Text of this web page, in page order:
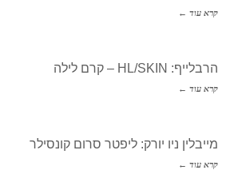
קרא עוד ←
הרבלייף: HL/SKIN – קרם לילה
קרא עוד ←
מייבלין ניו יורק: ליפטר סרום קונסילר
קרא עוד ←